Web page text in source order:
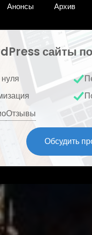
Анонсы Архив
сайты
Отзывы
Обсудить